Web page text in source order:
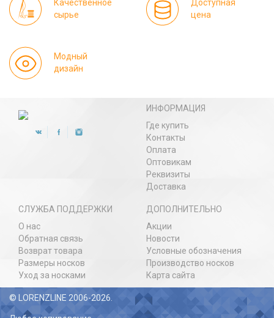
Качественное
сырье
Доступная
цена
Модный
дизайн
ИНФОРМАЦИЯ
Где купить
Контакты
Оплата
Оптовикам
Реквизиты
Доставка
СЛУЖБА ПОДДЕРЖКИ
О нас
Обратная связь
Возврат товара
Размеры носков
Уход за носками
ДОПОЛНИТЕЛЬНО
Акции
Новости
Условные обозначения
Производство носков
Карта сайта
© LORENZLINE 2006-2026.